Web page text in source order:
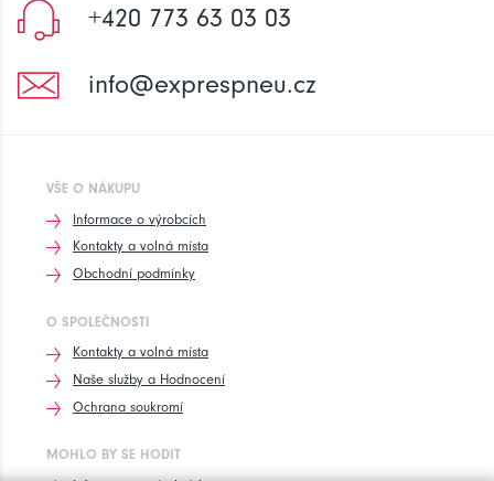
+420 773 63 03 03
info@exprespneu.cz
VŠE O NÁKUPU
Informace o výrobcích
Kontakty a volná místa
Obchodní podmínky
O SPOLEČNOSTI
Kontakty a volná místa
Naše služby a Hodnocení
Ochrana soukromí
MOHLO BY SE HODIT